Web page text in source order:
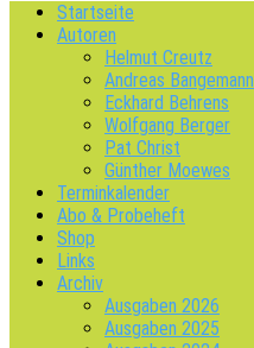
Startseite
Autoren
Helmut Creutz
Andreas Bangemann
Eckhard Behrens
Wolfgang Berger
Pat Christ
Günther Moewes
Terminkalender
Abo & Probeheft
Shop
Links
Archiv
Ausgaben 2026
Ausgaben 2025